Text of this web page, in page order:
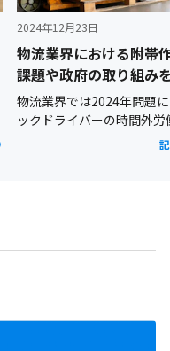
2024年12月23日
物流業界における附帯
課題や政府の取り組み
説
物流業界では2024年問題
ックドライバーの時間外
れることとなり、働き方
負担軽減や長時間労働の改
でしょう。本記事では、附